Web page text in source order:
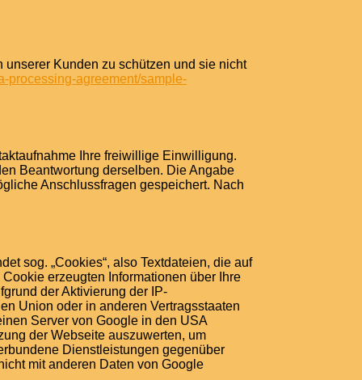
Kunden zu schützen und sie nicht
processing-agreement/sample-
Ihre freiwillige Einwilligung.
Beantwortung derselben. Die Angabe
Anschlussfragen gespeichert. Nach
sog. „Cookies“, also Textdateien, die auf
erzeugten Informationen über Ihre
der Aktivierung der IP-
Union oder in anderen Vertragsstaaten
Server von Google in den USA
der Webseite auszuwerten, um
Dienstleistungen gegenüber
mit anderen Daten von Google